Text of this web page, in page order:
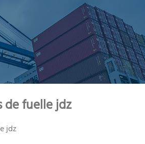
de fuelle jdz
jdz